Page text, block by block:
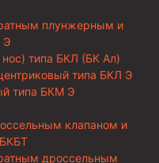
плунжерным и
Э
типа БКЛ (БК Ал)
типа БКЛ Э
типа БКМ Э
клапаном и
дроссельным